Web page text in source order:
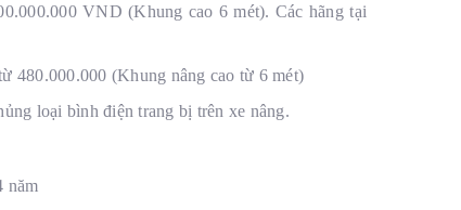
VND (Khung cao 6 mét). Các hãng tại
480.000.000 (Khung nâng cao từ 6 mét)
loại bình điện trang bị trên xe nâng.
năm